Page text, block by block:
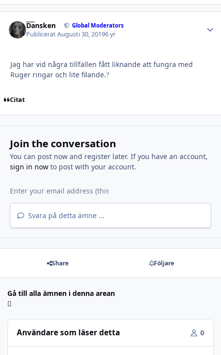
Dansken Global Moderators
PubliceratAugusti 30, 20196 yr
Jag har vid några tillfällen fått liknande att fungra med
Ruger ringar och lite filande.?
Citat
Join the conversation
You can post now and register later. If you have an account,
sign in nowto post with your account.
Svara på detta ämne ...
Share Följare
Gå till alla ämnen i denna arean
Användare som läser detta 0